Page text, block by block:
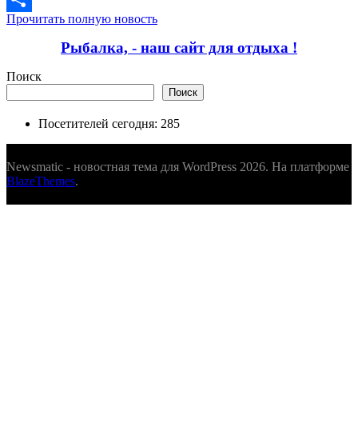
Отправить
Прочитать полную новость
Рыбалка, - наш сайт для отдыха !
Поиск
Поиск
Посетителей сегодня: 285
Newsmatic - новостная тема для WordPress 2026. На платформе
BlazeThemes.